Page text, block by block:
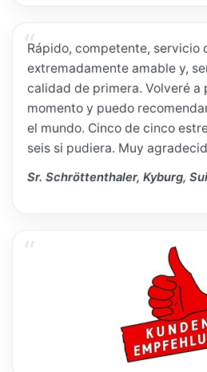
Rápido, competente, servicio
extremadamente amable y,
calidad de primera. Volveré a
momento y puedo
el mundo. Cinco de cinco
seis si pudiera. Muy
Sr. Schröttenthaler, Kyburg,